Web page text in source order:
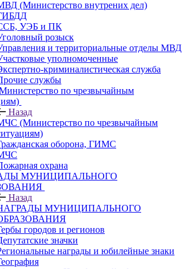
(Министерство внутрених дел)
УЭБ и ПК
розыск
и территориальные отделы МВД
уполномоченные
криминалистическая служба
службы
по чрезвычайным
Назад
(Министерство по чрезвычайным
оборона, ГИМС
охрана
МУНИЦИПАЛЬНОГО
Назад
МУНИЦИПАЛЬНОГО
городов и регионов
значки
награды и юбилейные знаки